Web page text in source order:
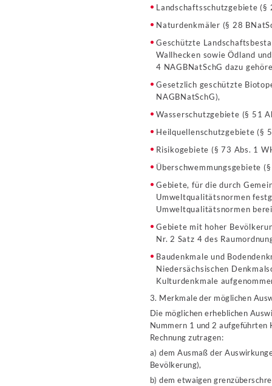
Landschaftsschutzgebiete (§
Naturdenkmäler (§ 28
Geschützte
Wallhecken sowie Ödland
4 NAGBNatSchG dazu
Gesetzlich geschützte
NAGBNatSchG),
Wasserschutzgebiete (§ 51
Heilquellenschutzgebiete (§
Risikogebiete (§ 73 Abs. 1
Überschwemmungsgebiete
Gebiete, für die durch
Umweltqualitätsnormen
Umweltqualitätsnormen
Gebiete mit hoher
Nr. 2 Satz 4 des
Baudenkmale und
Niedersächsischen
Kulturdenkmale
3. Merkmale der möglichen
Die möglichen erheblichen
Nummern 1 und 2 aufgeführten
Rechnung zutragen:
a) dem Ausmaß der
Bevölkerung),
b) dem etwaigen